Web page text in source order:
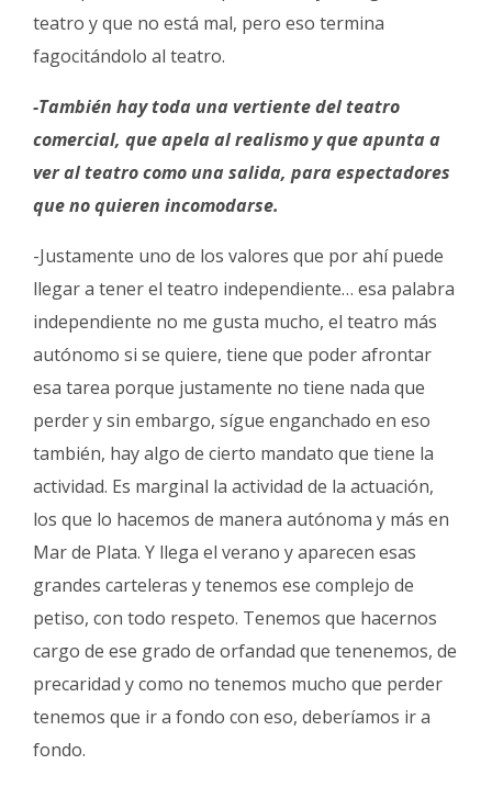
teatro y que no está mal, pero eso termina
fagocitándolo al teatro.
-También hay toda una vertiente del teatro
comercial, que apela al realismo y que apunta a
ver al teatro como una salida, para espectadores
que no quieren incomodarse.
-Justamente uno de los valores que por ahí puede
llegar a tener el teatro independiente… esa palabra
independiente no me gusta mucho, el teatro más
autónomo si se quiere, tiene que poder afrontar
esa tarea porque justamente no tiene nada que
perder y sin embargo, sígue enganchado en eso
también, hay algo de cierto mandato que tiene la
actividad. Es marginal la actividad de la actuación,
los que lo hacemos de manera autónoma y más en
Mar de Plata. Y llega el verano y aparecen esas
grandes carteleras y tenemos ese complejo de
petiso, con todo respeto. Tenemos que hacernos
cargo de ese grado de orfandad que tenenemos, de
precaridad y como no tenemos mucho que perder
tenemos que ir a fondo con eso, deberíamos ir a
fondo.